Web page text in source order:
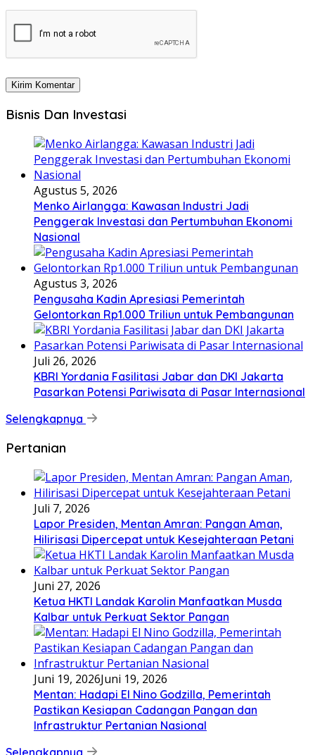
Bisnis Dan Investasi
Agustus 5, 2026
Menko Airlangga: Kawasan Industri Jadi
Penggerak Investasi dan Pertumbuhan Ekonomi
Nasional
Agustus 3, 2026
Pengusaha Kadin Apresiasi Pemerintah
Gelontorkan Rp1.000 Triliun untuk Pembangunan
Juli 26, 2026
KBRI Yordania Fasilitasi Jabar dan DKI Jakarta
Pasarkan Potensi Pariwisata di Pasar Internasional
Selengkapnya
Pertanian
Juli 7, 2026
Lapor Presiden, Mentan Amran: Pangan Aman,
Hilirisasi Dipercepat untuk Kesejahteraan Petani
Juni 27, 2026
Ketua HKTI Landak Karolin Manfaatkan Musda
Kalbar untuk Perkuat Sektor Pangan
Juni 19, 2026Juni 19, 2026
Mentan: Hadapi El Nino Godzilla, Pemerintah
Pastikan Kesiapan Cadangan Pangan dan
Infrastruktur Pertanian Nasional
Selengkapnya